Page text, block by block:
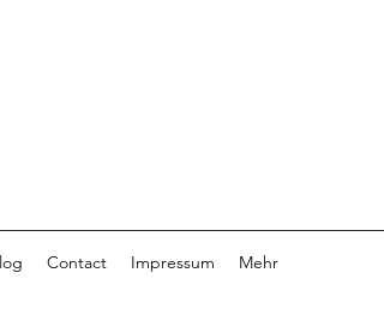
Contact Impressum Mehr